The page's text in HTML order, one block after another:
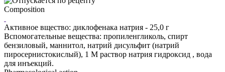
Composition
Активное вщество: диклофенака натрия - 25,0 г
Вспомогательные вещества: пропиленгликоль, спирт
бензиловый, маннитол, натрий дисульфит (натрий
пиросернистокислый), 1 М раствор натрия гидроксид , вода
для инъекций.